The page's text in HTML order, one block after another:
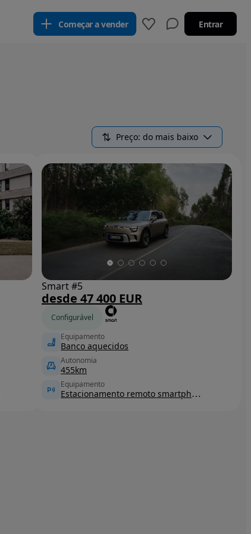
Começar a vender Entrar
Preço: do mais baixo
Smart #5
desde 47 400 EUR
Configurável
Equipamento
Banco aquecidos
Autonomia
455km
Equipamento
Estacionamento remoto smartphone